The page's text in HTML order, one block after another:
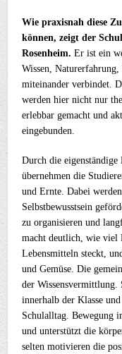
Wie praxisnah diese
können, zeigt der
Rosenheim. Er ist ein
Wissen,
miteinander verbindet.
werden hier nicht nur
erlebbar gemacht und
eingebunden.
Durch die eigenständige
übernehmen die
und Ernte. Dabei
Selbstbewusstsein
zu organisieren und
macht deutlich, wie viel
Lebensmitteln steckt,
und Gemüse. Die
der Wissensvermittlung.
innerhalb der Klasse
Schulalltag. Bewegung
und unterstützt die
selten motivieren die